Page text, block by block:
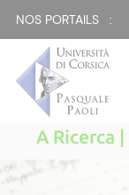
NOS PORTAILS :
A Ricerca |